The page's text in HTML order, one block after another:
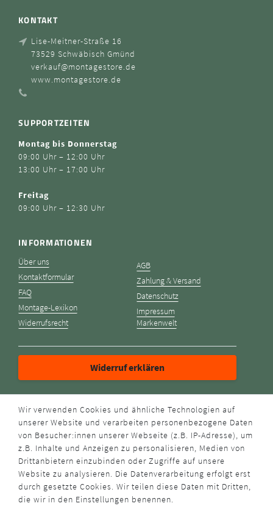
KONTAKT
Lise-Meitner-Straße 16
73529 Schwäbisch Gmünd
verkauf@montagestore.de
www.montagestore.de
SUPPORTZEITEN
Montag bis Donnerstag
09:00 Uhr – 12:00 Uhr
13:00 Uhr – 17:00 Uhr
Freitag
09:00 Uhr – 12:30 Uhr
INFORMATIONEN
Über uns
Kontaktformular
FAQ
Montage-Lexikon
Widerrufsrecht
AGB
Zahlung & Versand
Datenschutz
Impressum
Markenwelt
Widerruf erklären
ZAHLUNGSARTEN
VERSANDART
Wir verwenden Cookies und ähnliche Technologien auf
unserer Website und verarbeiten personenbezogene Daten
von Besucher:innen unserer Webseite (z.B. IP-Adresse), um
z.B. Inhalte und Anzeigen zu personalisieren, Medien von
Drittanbietern einzubinden oder Zugriffe auf unsere
Website zu analysieren. Die Datenverarbeitung erfolgt erst
durch gesetzte Cookies. Wir teilen diese Daten mit Dritten,
die wir in den Einstellungen benennen.